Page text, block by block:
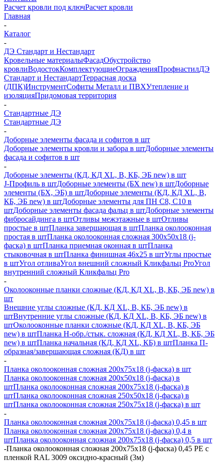
Расчет кровли под ключРасчет кровли
Главная
-
Каталог
-
ДЭ Стандарт и Нестандарт
Кровельные материалыФасадОбустройство
кровлиВодостокКомплектующиеОгражденияПрофнастилДЭ
Стандарт и НестандартТеррасная доска
(ДПК)ИнструментСофиты Металл и ПВХУтепление и
изоляцияПридомовая территория
-
Стандартные ДЭ
Стандартные ДЭ
-
Доборные элементы фасада и софитов в шт
Доборные элементы кровли и забора в штДоборные элементы
фасада и софитов в шт
-
Доборные элементы (КД, КД XL, В, КБ, ЭБ new) в шт
J-Профиль в штДоборные элементы (БХ new) в штДоборные
элементы (БХ, ЭБ) в штДоборные элементы (КД, КД XL, В,
КБ, ЭБ new) в штДоборные элементы для ПН С8, С10 в
штДоборные элементы фасада фальц в штДоборные элементы
фибросайдинга в штОтливы межэтажные в штОтливы
простые в штПланка завершающая в штПланка околооконная
простая в штПланка околооконная сложная 300х50х18 (j-
фаска) в штПланка приемная оконная в штПланка
стыковочная в штПланка финишная 46х25 в штУглы простые
в штУгол отливаУгол внешний сложный Кликфальц ProУгол
внутренний сложный Кликфальц Pro
-
Околооконные планки сложные (КД, КД XL, В, КБ, ЭБ new) в
шт
Внешние углы сложные (КД, КД XL, В, КБ, ЭБ new) в
штВнутренние углы сложные (КД, КД XL, В, КБ, ЭБ new) в
штОколооконные планки сложные (КД, КД XL, В, КБ, ЭБ
new) в штПланка H-обр./стык. сложная (КД, КД XL, В, КБ, ЭБ
new) в штПланка начальная (КД, КД XL, КБ) в штПланка П-
образная/завершающая сложная (КД) в шт
-
Планка околооконная сложная 200х75х18 (j-фаска) в шт
Планка околооконная сложная 200х50х18 (j-фаска) в
штПланка околооконная сложная 200х75х18 (j-фаска) в
штПланка околооконная сложная 250х50х18 (j-фаска) в
штПланка околооконная сложная 250х75х18 (j-фаска) в шт
-
Планка околооконная сложная 200х75х18 (j-фаска) 0,45 в шт
Планка околооконная сложная 200х75х18 (j-фаска) 0,4 в
штПланка околооконная сложная 200х75х18 (j-фаска) 0,5 в шт
-Планка околооконная сложная 200х75х18 (j-фаска) 0,45 PE с
пленкой RAL 3009 оксидно-красный (3м)